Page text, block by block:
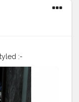
:-
•outfit by :-
#akshada26